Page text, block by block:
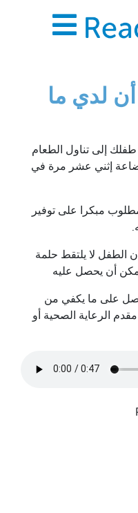
لدي ما
طفلك إلى تناول الطعام
إثني عشر مرة في
مبكرا على توفير
الطفل لا يلتقط حلمة
أن يحصل عليه
على ما يكفي من
الرعاية الصحية أو